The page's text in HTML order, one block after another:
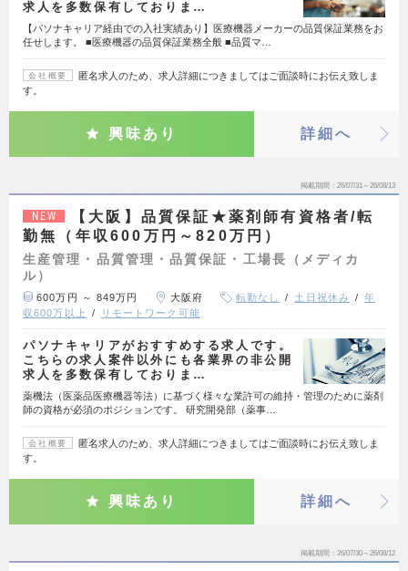
求人を多数保有しておりま…
【パソナキャリア経由での入社実績あり】医療機器メーカーの品質保証業務をお
任せします。 ■医療機器の品質保証業務全般 ■品質マ…
会社概要
匿名求人のため、求人詳細につきましてはご面談時にお伝え致しま
す。
興味あり 詳細へ
掲載期間 26/07/31～26/08/13
NEW
【大阪】品質保証★薬剤師有資格者/転
勤無（年収600万円～820万円）
生産管理・品質管理・品質保証・工場長（メディカ
ル）
600万円 ～ 849万円 大阪府 転勤なし 土日祝休み
年
収600万以上
リモートワーク可能
パソナキャリアがおすすめする求人です。
こちらの求人案件以外にも各業界の非公開
求人を多数保有しておりま…
薬機法（医薬品医療機器等法）に基づく様々な業許可の維持・管理のために薬剤
師の資格が必須のポジションです。 研究開発部（薬事…
会社概要
匿名求人のため、求人詳細につきましてはご面談時にお伝え致しま
す。
興味あり 詳細へ
掲載期間 26/07/30～26/08/12